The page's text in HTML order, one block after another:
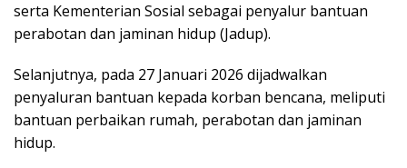
serta Kementerian Sosial sebagai penyalur bantuan
perabotan dan jaminan hidup (Jadup).
Selanjutnya, pada 27 Januari 2026 dijadwalkan
penyaluran bantuan kepada korban bencana, meliputi
bantuan perbaikan rumah, perabotan dan jaminan
hidup.